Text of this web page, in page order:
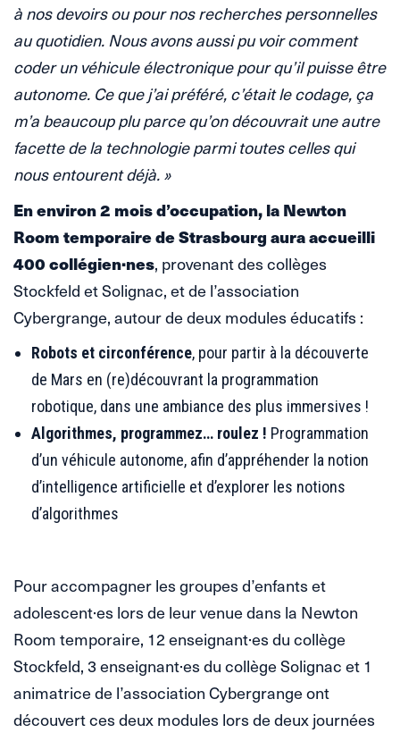
à nos devoirs ou pour nos recherches personnelles
au quotidien. Nous avons aussi pu voir comment
coder un véhicule électronique pour qu’il puisse être
autonome. Ce que j’ai préféré, c’était le codage, ça
m’a beaucoup plu parce qu’on découvrait une autre
facette de la technologie parmi toutes celles qui
nous entourent déjà. »
En environ 2 mois d’occupation, la Newton
Room temporaire de Strasbourg aura accueilli
400 collégien·nes, provenant des collèges
Stockfeld et Solignac, et de l’association
Cybergrange, autour de deux modules éducatifs :
Robots et circonférence, pour partir à la découverte
de Mars en (re)découvrant la programmation
robotique, dans une ambiance des plus immersives !
Algorithmes, programmez… roulez ! Programmation
d’un véhicule autonome, afin d’appréhender la notion
d’intelligence artificielle et d’explorer les notions
d’algorithmes
Pour accompagner les groupes d’enfants et
adolescent·es lors de leur venue dans la Newton
Room temporaire, 12 enseignant·es du collège
Stockfeld, 3 enseignant·es du collège Solignac et 1
animatrice de l’association Cybergrange ont
découvert ces deux modules lors de deux journées